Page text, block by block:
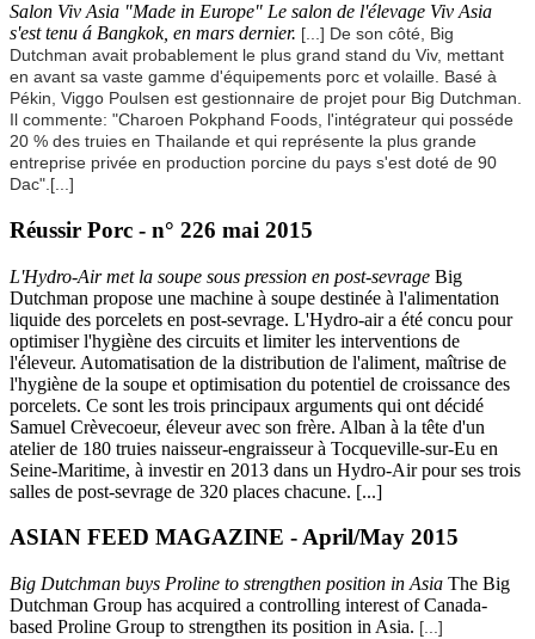
Salon Viv Asia "Made in Europe" Le salon de l'élevage Viv Asia
s'est tenu á Bangkok, en mars dernier. [...] De son côté, Big
Dutchman avait probablement le plus grand stand du Viv, mettant
en avant sa vaste gamme d'équipements porc et volaille. Basé à
Pékin, Viggo Poulsen est gestionnaire de projet pour Big Dutchman.
Il commente: "Charoen Pokphand Foods, l'intégrateur qui posséde
20 % des truies en Thailande et qui représente la plus grande
entreprise privée en production porcine du pays s'est doté de 90
Dac".[...]
Réussir Porc - n° 226 mai 2015
L'Hydro-Air met la soupe sous pression en post-sevrage Big
Dutchman propose une machine à soupe destinée à l'alimentation
liquide des porcelets en post-sevrage. L'Hydro-air a été concu pour
optimiser l'hygiène des circuits et limiter les interventions de
l'éleveur. Automatisation de la distribution de l'aliment, maîtrise de
l'hygiène de la soupe et optimisation du potentiel de croissance des
porcelets. Ce sont les trois principaux arguments qui ont décidé
Samuel Crèvecoeur, éleveur avec son frère. Alban à la tête d'un
atelier de 180 truies naisseur-engraisseur à Tocqueville-sur-Eu en
Seine-Maritime, à investir en 2013 dans un Hydro-Air pour ses trois
salles de post-sevrage de 320 places chacune. [...]
ASIAN FEED MAGAZINE - April/May 2015
Big Dutchman buys Proline to strengthen position in Asia The Big
Dutchman Group has acquired a controlling interest of Canada-
based Proline Group to strengthen its position in Asia. [...]